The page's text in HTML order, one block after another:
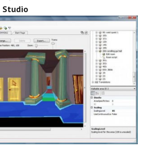
Studio